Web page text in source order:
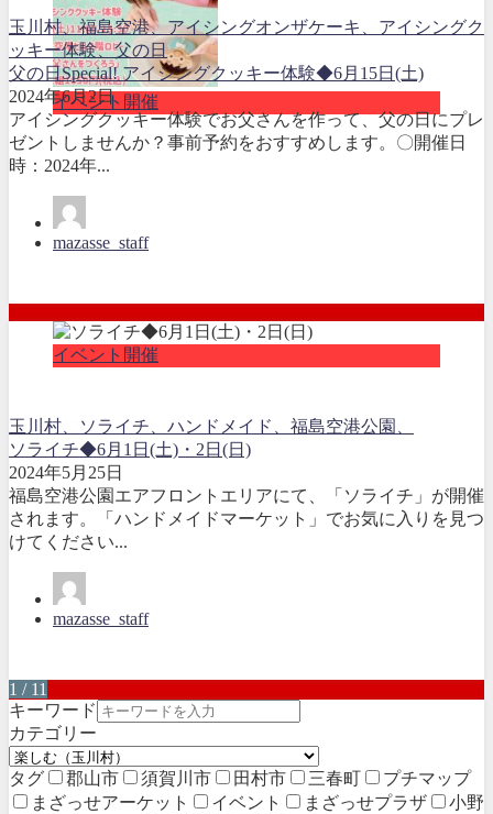
イベント開催
玉川村、福島空港、アイシングオンザケーキ、アイシングク
ッキー体験、父の日
父の日Special! アイシングクッキー体験◆6月15日(土)
2024年6月2日
アイシングクッキー体験でお父さんを作って、父の日にプレ
ゼントしませんか？事前予約をおすすめします。〇開催日
時：2024年...
mazasse_staff
イベント開催
玉川村、ソライチ、ハンドメイド、福島空港公園、
ソライチ◆6月1日(土)・2日(日)
2024年5月25日
福島空港公園エアフロントエリアにて、「ソライチ」が開催
されます。「ハンドメイドマーケット」でお気に入りを見つ
けてください...
mazasse_staff
1 / 11
キーワード
カテゴリー
タグ 郡山市 須賀川市 田村市 三春町
プチマップ
まざっせアーケット
イベント まざっせプラザ
小野